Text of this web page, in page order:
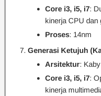
Core i3, i5, i7:
kinerja CPU dan
Proses: 14nm
Generasi Ketujuh
Arsitektur:
Core i3, i5, i7:
kinerja